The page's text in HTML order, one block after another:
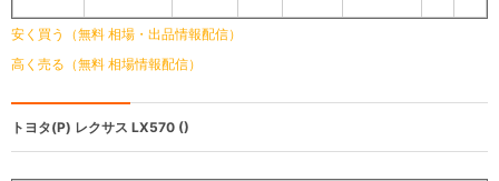
安く買う（無料 相場・出品情報配信）
高く売る（無料 相場情報配信）
トヨタ(P) レクサス LX570 ()